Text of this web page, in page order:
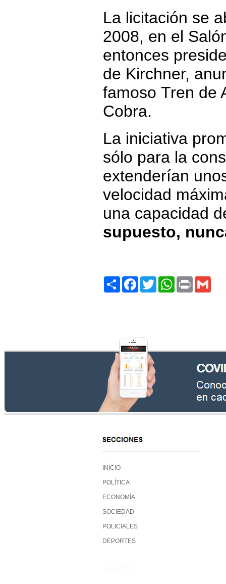
La licitación se
2008, en el
entonces
de Kirchner,
famoso Tren de
Cobra.
La iniciativa
sólo para la
extenderían
velocidad
una capacidad
supuesto,
ShareFacebookTwitterWhatsApp
Print
INICIO
POLÍTICA
ECONOMÍA
SOCIEDAD
POLICIALES
DEPORTES